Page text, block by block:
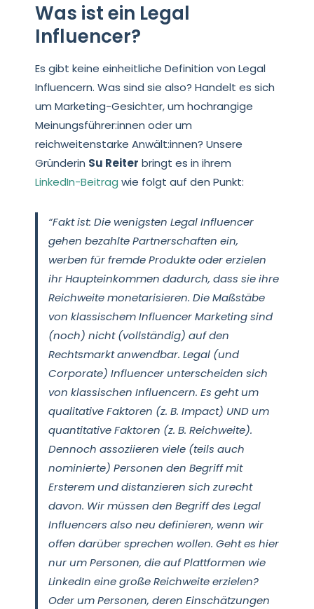
Was ist ein Legal
Influencer?
Es gibt keine einheitliche Definition von Legal
Influencern. Was sind sie also? Handelt es sich
um Marketing-Gesichter, um hochrangige
Meinungsführer:innen oder um
reichweitenstarke Anwält:innen? Unsere
Gründerin Su Reiter bringt es in ihrem
LinkedIn-Beitrag wie folgt auf den Punkt:
“Fakt ist: Die wenigsten Legal Influencer
gehen bezahlte Partnerschaften ein,
werben für fremde Produkte oder erzielen
ihr Haupteinkommen dadurch, dass sie ihre
Reichweite monetarisieren. Die Maßstäbe
von klassischem Influencer Marketing sind
(noch) nicht (vollständig) auf den
Rechtsmarkt anwendbar. Legal (und
Corporate) Influencer unterscheiden sich
von klassischen Influencern. Es geht um
qualitative Faktoren (z. B. Impact) UND um
quantitative Faktoren (z. B. Reichweite).
Dennoch assoziieren viele (teils auch
nominierte) Personen den Begriff mit
Ersterem und distanzieren sich zurecht
davon. Wir müssen den Begriff des Legal
Influencers also neu definieren, wenn wir
offen darüber sprechen wollen. Geht es hier
nur um Personen, die auf Plattformen wie
LinkedIn eine große Reichweite erzielen?
Oder um Personen, deren Einschätzungen